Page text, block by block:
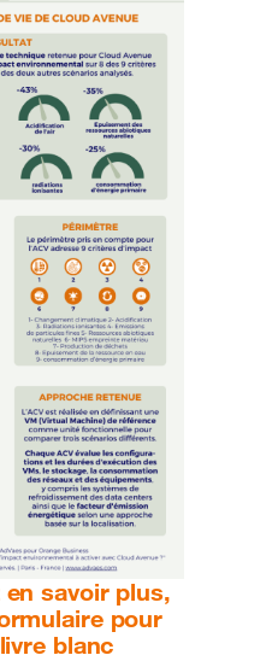
savoir plus,
pour
blanc